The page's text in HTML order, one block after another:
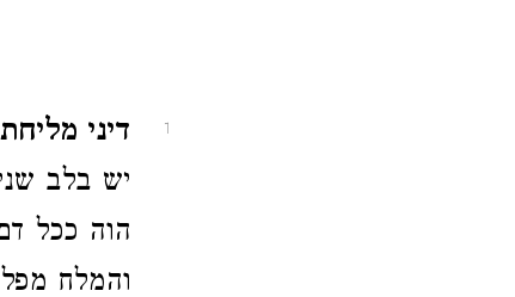
1
דיני
יש בלב
הוה ככל
והמלח